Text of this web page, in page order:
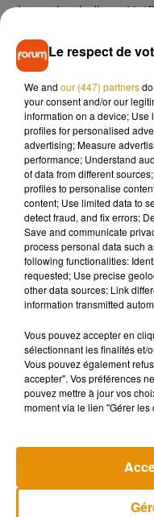
nécessaire, indique
achetées il y a 10 à 14
Amazon
Si certains usagers se
que les tarifs de
augmenter en 2024. Et
plateforme poursuit sa
15% contre 7% en 2023
Securities, consultée et
Amazon a de son côté
contenus ce mardi 9
contourner en payant
concerne que les
événements en direct
campagnes de réclame.
Musique
7 août
Le respect de
We and our (447) partners
your consent and/or our
information on a device; Use
profiles for personalised
advertising; Measure
performance; Understand
of data from different
profiles to personalise
content; Use limited data to
detect fraud, and fix errors;
Save and communicate
process personal data such
following functionalities:
requested; Use precise
other data sources; Link
information transmitted
Vous pouvez accepter en
sélectionnant les finalités et/
Vous pouvez également
accepter". Vos préférences
pouvez mettre à jour vos
moment via le lien "Gérer